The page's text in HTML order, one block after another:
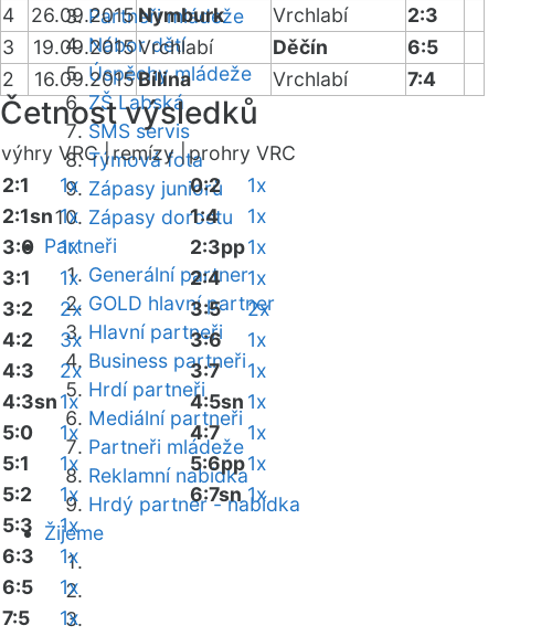
Partneři mládeže
Nábor dětí
Úspěchy mládeže
ZŠ Labská
SMS servis
Týmová fota
Zápasy juniorů
Zápasy dorostu
Partneři
Generální partner
GOLD hlavní partner
Hlavní partneři
Business partneři
Hrdí partneři
Mediální partneři
Partneři mládeže
Reklamní nabídka
Hrdý partner - nabídka
Žijeme
4
26.09.2015Nymburk Vrchlabí
2:3
3
19.09.2015Vrchlabí Děčín
6:5
2
16.09.2015Bílina Vrchlabí 7:4
Četnost výsledků
výhry VRC |remízy |prohry VRC
2:1
1x
2:1sn 1x
3:0
1x
3:1
1x
3:2
2x
4:2
3x
4:3
2x
4:3sn1x
5:0
1x
5:1
1x
5:2
1x
5:3
1x
6:3
1x
6:5
1x
7:5
1x
0:2
1x
1:4
1x
2:3pp1x
2:4
1x
3:5
2x
3:6
1x
3:7
1x
4:5sn 1x
4:7
1x
5:6pp1x
6:7sn 1x